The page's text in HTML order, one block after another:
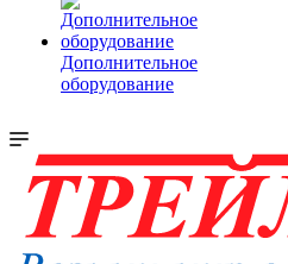
Дополнительное
оборудование